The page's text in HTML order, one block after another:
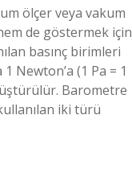
ölçer veya vakum
de göstermek için
basınç birimleri
Newton’a (1 Pa = 1
Barometre
iki türü